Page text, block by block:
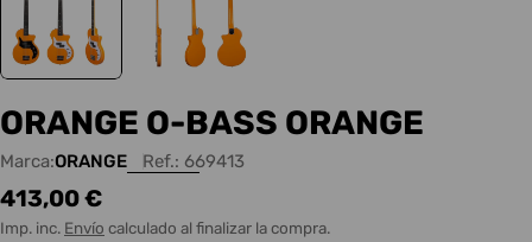
ORANGE O-BASS ORANGE
Marca:ORANGE Ref.: 669413
Precio
habitual
413,00 €
Imp. inc. Envío calculado al finalizar la compra.